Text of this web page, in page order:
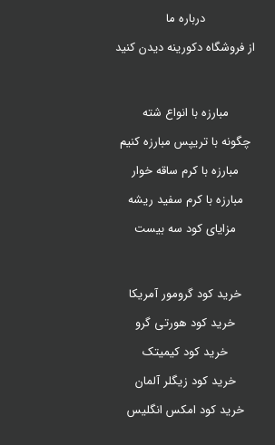
درباره ما
از فروشگاه دکورینه دیدن کنید
مبارزه با انواع شته
چگونه با تریپس مبارزه کنیم
مبارزه با کرم ساقه خوار
مبارزه با کرم سفید ریشه
مزایای کود سه بیست
خرید کود گرومور آمریکا
خرید کود هورتی گرو
خرید کود کیمیتک
خرید کود زیگلر آلمان
خرید کود امکس انگلیس